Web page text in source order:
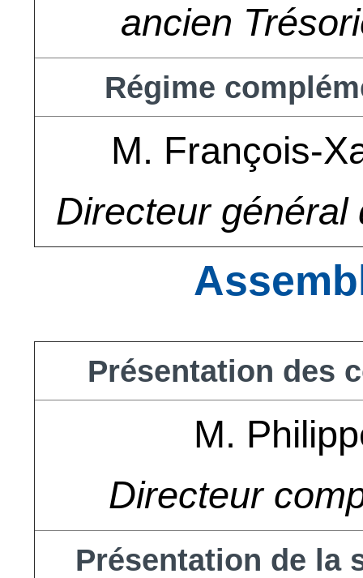
ancien
Régime
M. François-
Directeur général
Présentation des
M.
Directeur
Présentation de la